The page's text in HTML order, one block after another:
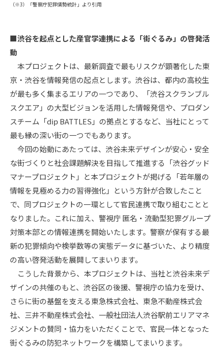
（※3）「警察庁犯罪情勢統計」より引用
■渋谷を起点とした産官学連携による「街ぐるみ」の啓発活
動
本プロジェクトは、最新調査で最もリスクが顕著化した東
京・渋谷を情報発信の起点とします。渋谷は、都内の高校生
が最も多く集まるエリアの一つであり、「渋谷スクランブル
スクエア」の大型ビジョンを活用した情報発信や、プロダン
スチーム「dip BATTLES」の拠点とするなど、当社にとって
最も縁の深い街の一つでもあります。
今回の始動にあたっては、渋谷未来デザインが安心・安全
な街づくりと社会課題解決を目指して推進する「渋谷グッド
マナープロジェクト」と本プロジェクトが掲げる「若年層の
情報を見極める力の習得強化」という方針が合致したこと
で、同プロジェクトの一環として官民連携で取り組むことと
なりました。これに加え、警視庁 匿名・流動型犯罪グループ
対策本部との情報連携を開始いたします。警察が保有する最
新の犯罪傾向や検挙数等の実態データに基づいた、より精度
の高い啓発活動を展開してまいります。
こうした背景から、本プロジェクトは、当社と渋谷未来デ
ザインの共催のもと、渋谷区の後援、警視庁の協力を受け、
さらに街の基盤を支える東急株式会社、東急不動産株式会
社、三井不動産株式会社、一般社団法人渋谷駅前エリアマネ
ジメントの賛同・協力をいただくことで、官民一体となった
街ぐるみの防犯ネットワークを構築してまいります。